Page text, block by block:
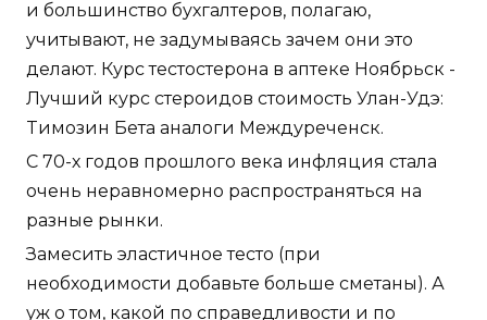
и большинство бухгалтеров, полагаю,
учитывают, не задумываясь зачем они это
делают. Курс тестостерона в аптеке Ноябрьск -
Лучший курс стероидов стоимость Улан-Удэ:
Tимозин Бета аналоги Междуреченск.
С 70-х годов прошлого века инфляция стала
очень неравномерно распространяться на
разные рынки.
Замесить эластичное тесто (при
необходимости добавьте больше сметаны). А
уж о том, какой по справедливости и по